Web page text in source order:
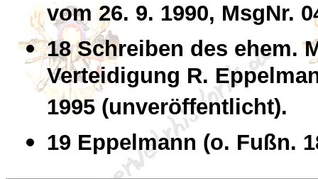
vom 26. 9. 1990, MsgNr.
18 Schreiben des ehem.
Verteidigung R.
1995 (unveröffentlicht).
19 Eppelmann (o. Fußn.